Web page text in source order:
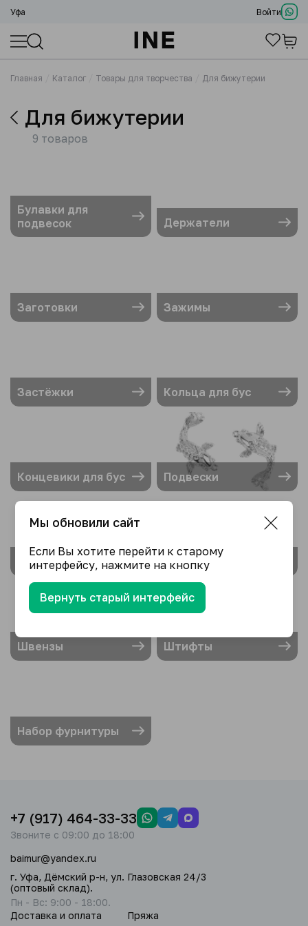
Уфа Войти
Главная Каталог Товары для творчества Для бижутерии
Для бижутерии
9 товаров
Булавки для
подвесок
Держатели
Заготовки Зажимы
Застёжки Кольца для бус
Концевики для бус Подвески
Розетки для бус Цепочки
Швензы Штифты
Набор фурнитуры
Доставка и оплата
Пряжа
+7 (917) 464-33-33
Звоните с 09:00 до 18:00
baimur@yandex.ru
г. Уфа, Дёмский р-н, ул. Глазовская 24/3
(оптовый склад).
Пн - Вс: 9:00 - 18:00.
Мы обновили сайт
Если Вы хотите перейти к старому
интерфейсу, нажмите на кнопку
Вернуть старый интерфейс